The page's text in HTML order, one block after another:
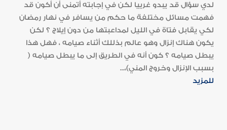
لدي سؤال قد يبدو غرييا لكن في إجابته أتمنى أن أكون قد
فهمت مسائل مختلفة ما حكم من يسافر في نهار رمضان
لكي يقابل فتاة في الليل لمداعبتها من دون إيلاج ؟ لكن
يكون هناك إنزال وهو عالم بذللك أثناء صيامه ، فهل هذا
يبطل صيامه ؟ كون أنه في الطريق إلى ما يبطل صيامه (
بسبب الإنزال وخروج المني)،...
للمزيد